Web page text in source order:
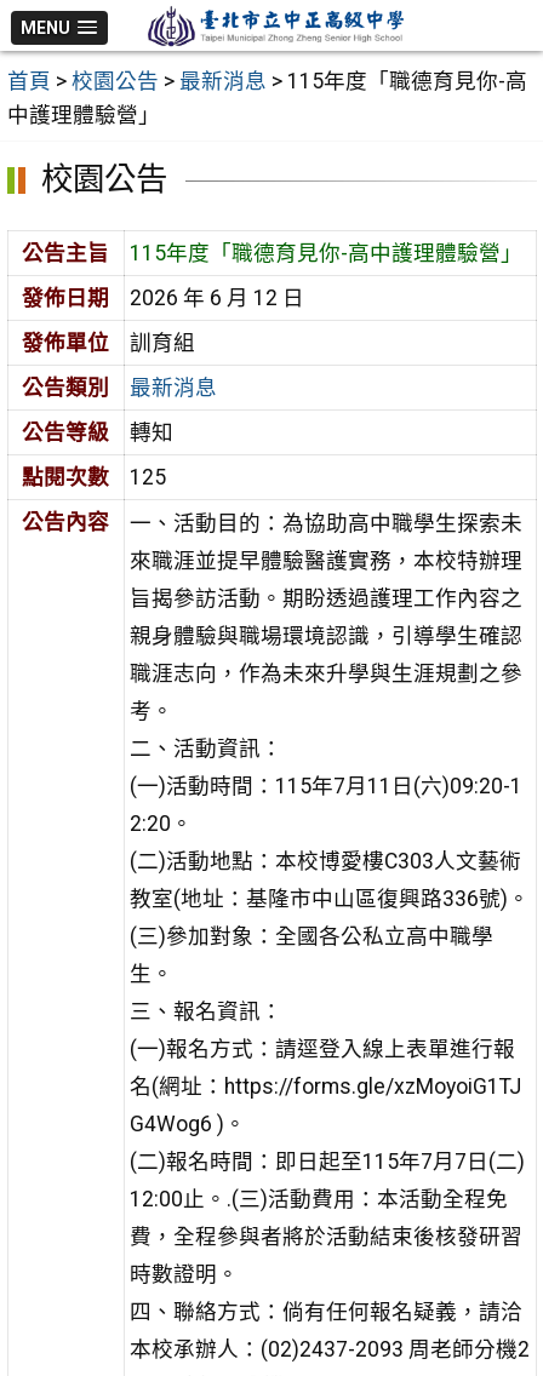
跳
至
主
要
MENU
首頁 > 校園公告 > 最新消息 > 115年度「職德育見你-高
中護理體驗營」
校園公告
公告主旨
115年度「職德育見你-高中護理體驗營」
發佈日期
2026 年 6 月 12 日
發佈單位
訓育組
公告類別
最新消息
公告等級
轉知
點閱次數
125
公告內容
一、活動目的：為協助高中職學生探索未
來職涯並提早體驗醫護實務，本校特辦理
旨揭參訪活動。期盼透過護理工作內容之
親身體驗與職場環境認識，引導學生確認
職涯志向，作為未來升學與生涯規劃之參
考。
二、活動資訊：
(一)活動時間：115年7月11日(六)09:20-1
2:20。
(二)活動地點：本校博愛樓C303人文藝術
教室(地址：基隆市中山區復興路336號)。
(三)參加對象：全國各公私立高中職學
生。
三、報名資訊：
(一)報名方式：請逕登入線上表單進行報
名(網址：https://forms.gle/xzMoyoiG1TJ
G4Wog6 )。
(二)報名時間：即日起至115年7月7日(二)
12:00止。.(三)活動費用：本活動全程免
費，全程參與者將於活動結束後核發研習
時數證明。
四、聯絡方式：倘有任何報名疑義，請洽
本校承辦人：(02)2437-2093 周老師分機2